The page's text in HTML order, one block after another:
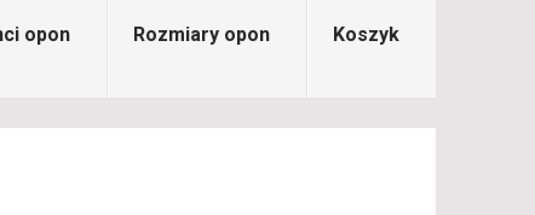
opon Rozmiary opon Koszyk